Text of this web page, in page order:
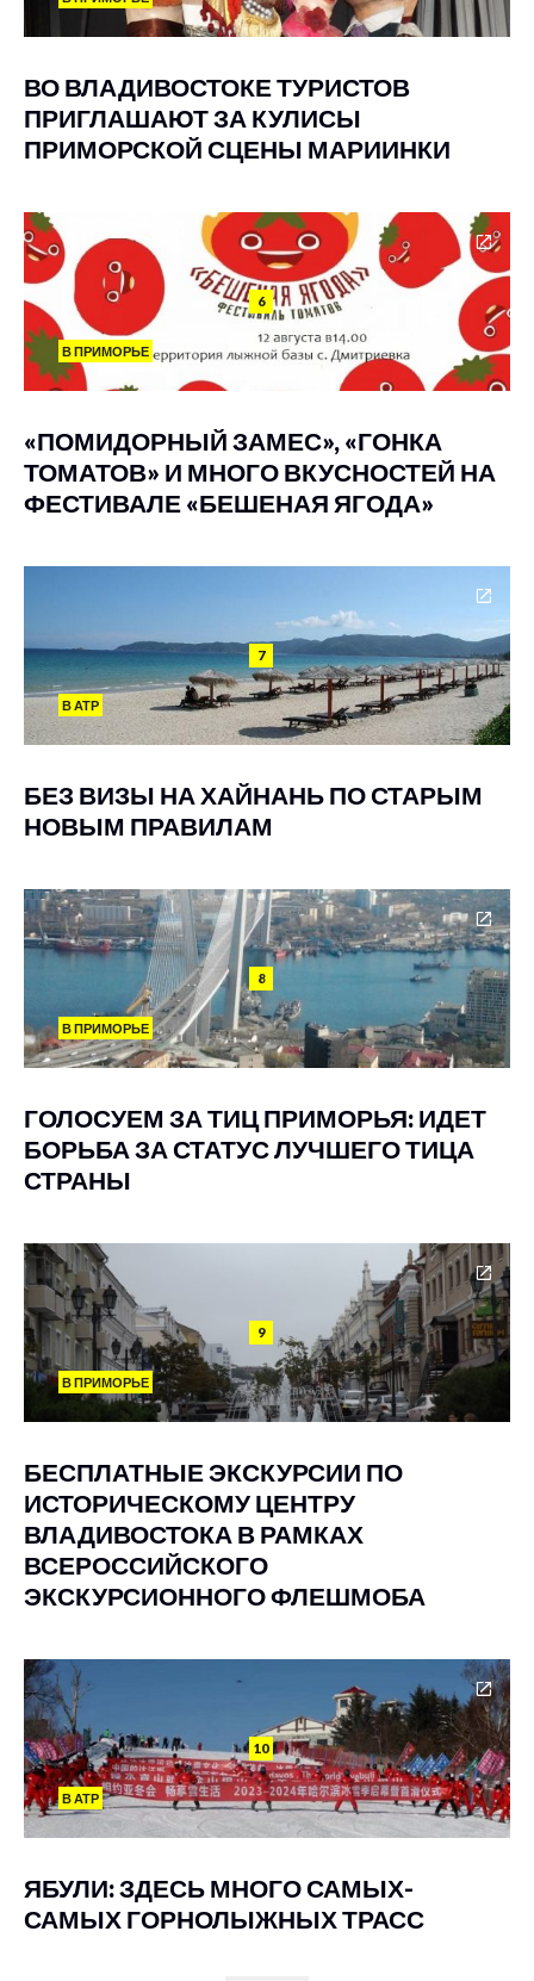
ВО ВЛАДИВОСТОКЕ ТУРИСТОВ
ПРИГЛАШАЮТ ЗА КУЛИСЫ
ПРИМОРСКОЙ СЦЕНЫ МАРИИНКИ
6
В ПРИМОРЬЕ
«ПОМИДОРНЫЙ ЗАМЕС», «ГОНКА
ТОМАТОВ» И МНОГО ВКУСНОСТЕЙ НА
ФЕСТИВАЛЕ «БЕШЕНАЯ ЯГОДА»
7
В АТР
БЕЗ ВИЗЫ НА ХАЙНАНЬ ПО СТАРЫМ
НОВЫМ ПРАВИЛАМ
8
В ПРИМОРЬЕ
ГОЛОСУЕМ ЗА ТИЦ ПРИМОРЬЯ: ИДЕТ
БОРЬБА ЗА СТАТУС ЛУЧШЕГО ТИЦА
СТРАНЫ
9
В ПРИМОРЬЕ
БЕСПЛАТНЫЕ ЭКСКУРСИИ ПО
ИСТОРИЧЕСКОМУ ЦЕНТРУ
ВЛАДИВОСТОКА В РАМКАХ
ВСЕРОССИЙСКОГО
ЭКСКУРСИОННОГО ФЛЕШМОБА
10
В АТР
ЯБУЛИ: ЗДЕСЬ МНОГО САМЫХ-
САМЫХ ГОРНОЛЫЖНЫХ ТРАСС